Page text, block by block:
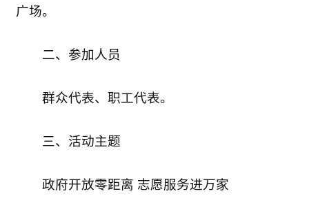
广场。
二、参加人员
群众代表、职工代表。
三、活动主题
政府开放零距离 志愿服务进万家